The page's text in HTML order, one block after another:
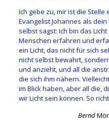
Ich gebe zu, mir ist die
Evangelist Johannes als
selbst sagst: Ich bin das
Menschen erfahren und
ein Licht, das nicht für sich
nicht selbst bewahrt,
und anzieht, und all die
die sich ihm nähern.
im Blick haben, aber all die,
wir Licht sein können. So
Bernd